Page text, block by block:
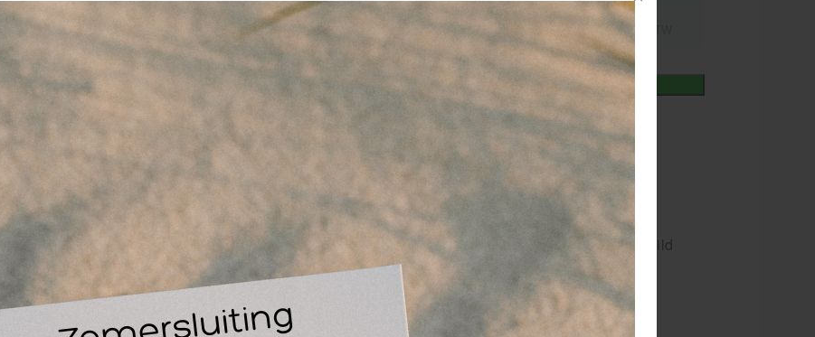
50,41 excl.
9% BTW 54,95 incl.
+ In winkelmand
favoriet
Levertijd
1-2 werkdagen
Alleen online verkrijgbaar
Dit artikel kan niet geretourneerd of geruild
Tourniquet voor trainingsdoeleinden!